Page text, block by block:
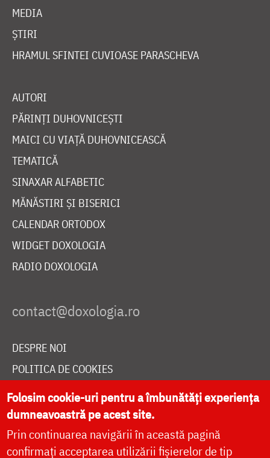
MEDIA
ȘTIRI
HRAMUL SFINTEI CUVIOASE PARASCHEVA
AUTORI
PĂRINȚI DUHOVNICEȘTI
MAICI CU VIAȚĂ DUHOVNICEASCĂ
TEMATICĂ
SINAXAR ALFABETIC
MĂNĂSTIRI ȘI BISERICI
CALENDAR ORTODOX
WIDGET DOXOLOGIA
RADIO DOXOLOGIA
DESPRE NOI
POLITICA DE COOKIES
DONEAZĂ ONLINE PENTRU CATEDRALA NAȚIONALĂ
LIVE
Folosim cookie-uri pentru a îmbunătăți experiența
dumneavoastră pe acest site.
Prin continuarea navigării în această pagină
confirmați acceptarea utilizării fișierelor de tip